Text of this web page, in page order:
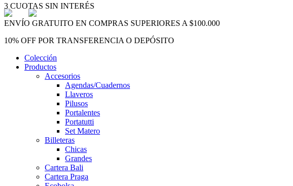
Close
Menu
3 CUOTAS SIN INTERÉS
ENVÍO GRATUITO EN COMPRAS SUPERIORES A $100.000
10% OFF POR TRANSFERENCIA O DEPÓSITO
Colección
Productos
Accesorios
Agendas/Cuadernos
Llaveros
Pilusos
Portalentes
Portatutti
Set Matero
Billeteras
Chicas
Grandes
Cartera Bali
Cartera Praga